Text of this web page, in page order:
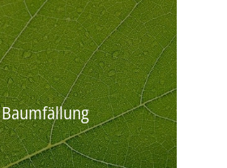
Baumfällung